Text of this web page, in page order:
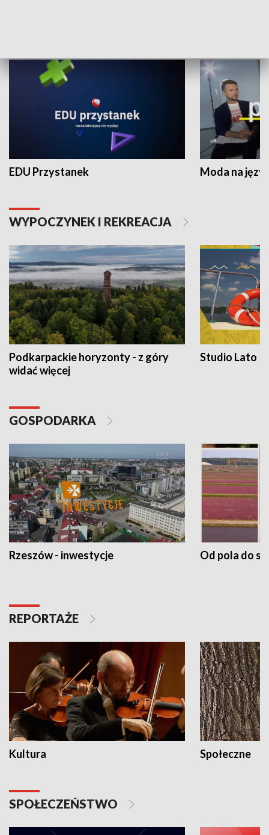
EDU Przystanek Moda na
WYPOCZYNEK I REKREACJA
Podkarpackie horyzonty - z góry
widać więcej
Studio Lato
GOSPODARKA
Rzeszów - inwestycje Od pola do
REPORTAŻE
Kultura Społeczne
SPOŁECZEŃSTWO